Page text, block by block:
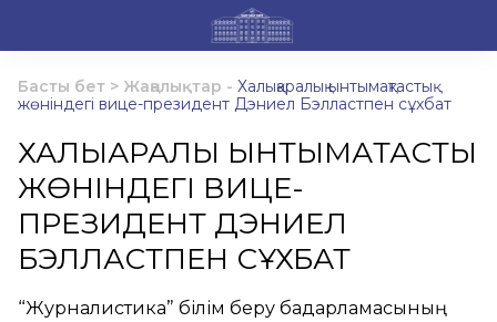
Басты бет > Жаңалықтар - Халықаралық ынтымақтастық
жөніндегі вице-президент Дэниел Бэлластпен сұхбат
ХАЛЫҚАРАЛЫҚ ЫНТЫМАҚТАСТЫҚ
ЖӨНІНДЕГІ ВИЦЕ-
ПРЕЗИДЕНТ ДЭНИЕЛ
БЭЛЛАСТПЕН СҰХБАТ
“Журналистика” білім беру бағдарламасының